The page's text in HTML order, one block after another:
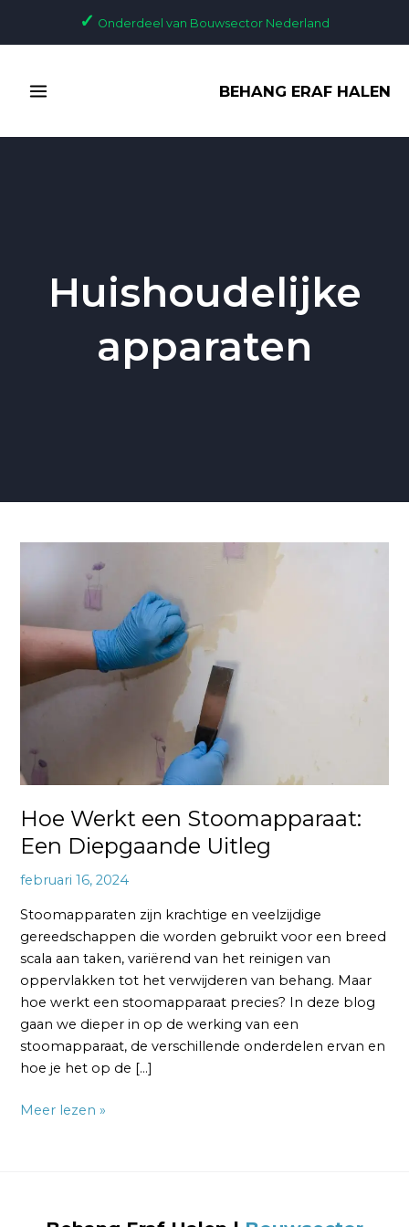
✓ Onderdeel van Bouwsector Nederland
MENU
BEHANG ERAF HALEN
Huishoudelijke
apparaten
Hoe Werkt een Stoomapparaat:
Een Diepgaande Uitleg
februari 16, 2024
Stoomapparaten zijn krachtige en veelzijdige
gereedschappen die worden gebruikt voor een breed
scala aan taken, variërend van het reinigen van
oppervlakken tot het verwijderen van behang. Maar
hoe werkt een stoomapparaat precies? In deze blog
gaan we dieper in op de werking van een
stoomapparaat, de verschillende onderdelen ervan en
hoe je het op de […]
een
Stoomapparaat:
Een
Diepgaande
Uitleg
Meer lezen »